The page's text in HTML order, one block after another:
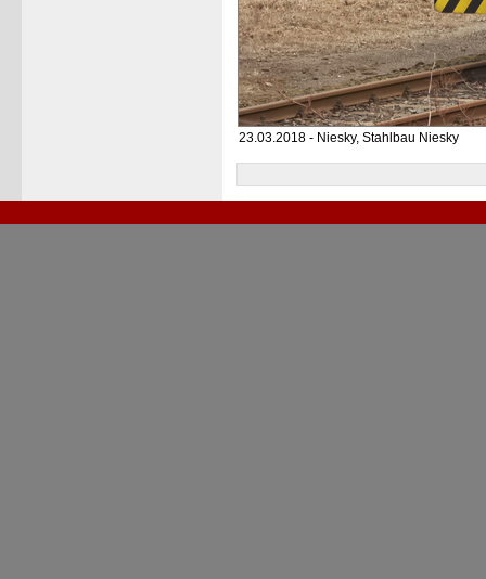
23.03.2018 - Niesky, Stahlbau Niesky